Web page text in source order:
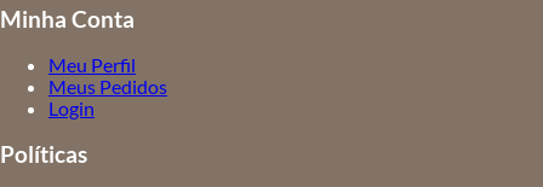
Minha Conta
Meu Perfil
Meus Pedidos
Login
Políticas